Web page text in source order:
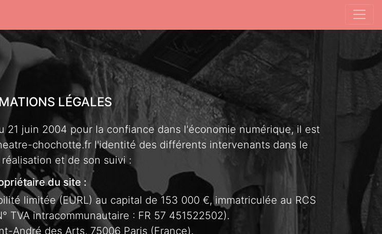
LÉGALES
juin 2004 pour la confiance dans l'économie numérique, il est
chochotte.fr l'identité des différents intervenants dans le
et de son suivi :
du site :
limitée (EURL) au capital de 153 000 €, immatriculée au RCS
TVA intracommunautaire : FR 57 451522502).
André des Arts, 75006 Paris (France).